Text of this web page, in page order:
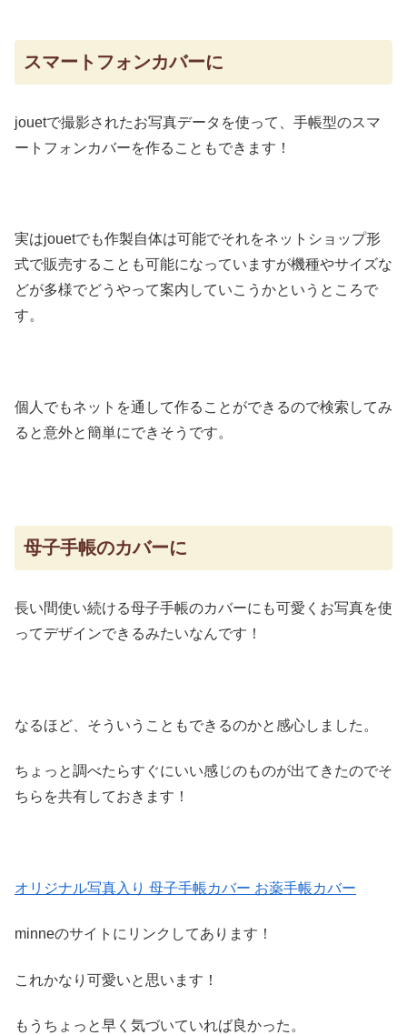
スマートフォンカバーに
jouetで撮影されたお写真データを使って、手帳型のスマ
ートフォンカバーを作ることもできます！
実はjouetでも作製自体は可能でそれをネットショップ形
式で販売することも可能になっていますが機種やサイズな
どが多様でどうやって案内していこうかというところで
す。
個人でもネットを通して作ることができるので検索してみ
ると意外と簡単にできそうです。
母子手帳のカバーに
長い間使い続ける母子手帳のカバーにも可愛くお写真を使
ってデザインできるみたいなんです！
なるほど、そういうこともできるのかと感心しました。
ちょっと調べたらすぐにいい感じのものが出てきたのでそ
ちらを共有しておきます！
オリジナル写真入り 母子手帳カバー お薬手帳カバー
minneのサイトにリンクしてあります！
これかなり可愛いと思います！
もうちょっと早く気づいていれば良かった。